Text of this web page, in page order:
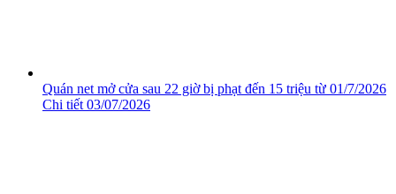
Quán net mở cửa sau 22 giờ bị phạt đến 15 triệu từ 01/7/2026
Chi tiết 03/07/2026